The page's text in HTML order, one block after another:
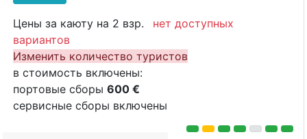
Цены за каюту на 2 взр.
нет доступных
вариантов
Изменить количество туристов
в стоимость включены:
портовые сборы 600 €
сервисные сборы включены